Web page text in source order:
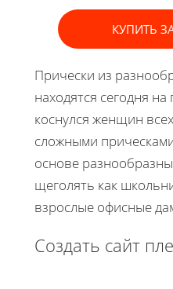
КУПИТЬ
Прически из
находятся сегодня
коснулся женщин
сложными
основе
щеголять как
взрослые офисные
Создать сайт